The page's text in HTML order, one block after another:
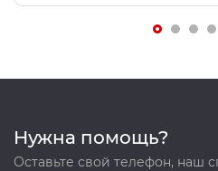
Нужна помощь?
Оставьте свой телефон, наш